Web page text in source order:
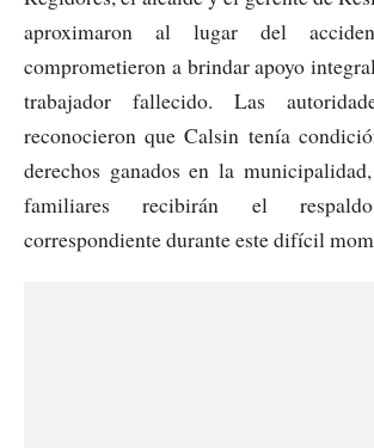
aproximaron al lugar del
comprometieron a brindar apoyo
trabajador fallecido. Las
reconocieron que Calsin tenía
derechos ganados en la
familiares recibirán el
correspondiente durante este difícil